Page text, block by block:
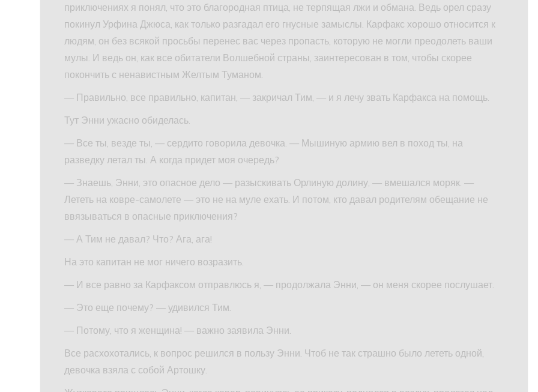
приключениях я понял, что это благородная птица, не терпящая лжи и обмана. Ведь орел сразу
покинул Урфина Джюса, как только разгадал его гнусные замыслы. Карфакс хорошо относится к
людям, он без всякой просьбы перенес вас через пропасть, которую не могли преодолеть ваши
мулы. И ведь он, как все обитатели Волшебной страны, заинтересован в том, чтобы скорее
покончить с ненавистным Желтым Туманом.
— Правильно, все правильно, капитан, — закричал Тим, — и я лечу звать Карфакса на помощь.
Тут Энни ужасно обиделась.
— Все ты, везде ты, — сердито говорила девочка. — Мышиную армию вел в поход ты, на
разведку летал ты. А когда придет моя очередь?
— Знаешь, Энни, это опасное дело — разыскивать Орлиную долину, — вмешался моряк. —
Лететь на ковре-самолете — это не на муле ехать. И потом, кто давал родителям обещание не
ввязываться в опасные приключения?
— А Тим не давал? Что? Ага, ага!
На это капитан не мог ничего возразить.
— И все равно за Карфаксом отправлюсь я, — продолжала Энни, — он меня скорее послушает.
— Это еще почему? — удивился Тим.
— Потому, что я женщина! — важно заявила Энни.
Все расхохотались, к вопрос решился в пользу Энни. Чтоб не так страшно было лететь одной,
девочка взяла с собой Артошку.